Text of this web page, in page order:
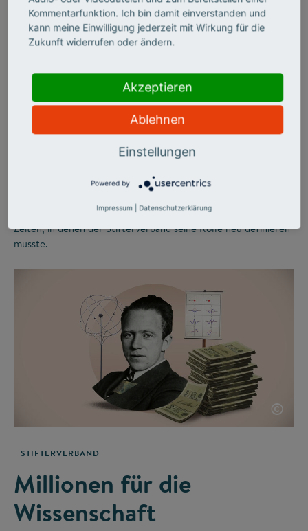
Zwischen
Wirtschaftsboom und
Bildungskatastrophe
Während in den 1960er-Jahren frischer Wind durch die
und Wissenschaftssektor öffentlicher Protest. Bewegte
Zeiten, in denen der Stifterverband seine Rolle neu definieren
musste.
©
STIFTERVERBAND
Millionen für die
Wissenschaft
Kommentarfunktion. Ich bin damit einverstanden und
kann meine Einwilligung jederzeit mit Wirkung für die
Zukunft widerrufen oder ändern.
Akzeptieren
Ablehnen
Einstellungen
Powered by
Impressum Datenschutzerklärung